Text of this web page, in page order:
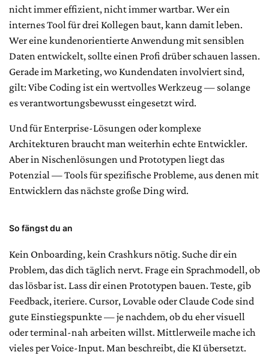
nicht immer effizient, nicht immer wartbar. Wer ein
internes Tool für drei Kollegen baut, kann damit leben.
Wer eine kundenorientierte Anwendung mit sensiblen
Daten entwickelt, sollte einen Profi drüber schauen lassen.
Gerade im Marketing, wo Kundendaten involviert sind,
gilt: Vibe Coding ist ein wertvolles Werkzeug — solange
es verantwortungsbewusst eingesetzt wird.
Und für Enterprise-Lösungen oder komplexe
Architekturen braucht man weiterhin echte Entwickler.
Aber in Nischenlösungen und Prototypen liegt das
Potenzial — Tools für spezifische Probleme, aus denen mit
Entwicklern das nächste große Ding wird.
So fängst du an
Kein Onboarding, kein Crashkurs nötig. Suche dir ein
Problem, das dich täglich nervt. Frage ein Sprachmodell, ob
das lösbar ist. Lass dir einen Prototypen bauen. Teste, gib
Feedback, iteriere. Cursor, Lovable oder Claude Code sind
gute Einstiegspunkte — je nachdem, ob du eher visuell
oder terminal-nah arbeiten willst. Mittlerweile mache ich
vieles per Voice-Input. Man beschreibt, die KI übersetzt.